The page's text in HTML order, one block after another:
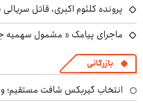
پرونده کلثوم اکبری، قاتل
ماجرای پیامک « مشمول
بازرگانی
انتخاب گیربکس شافت مستقیم؛